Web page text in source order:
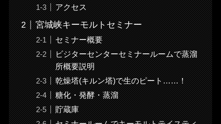
アクセス
宮城峡キーモルトセミナー
セミナー概要
ビジターセンターセミナールームで蒸溜
所概要説明
乾燥塔(キルン塔)で生のピート……！
糖化・発酵・蒸溜
貯蔵庫